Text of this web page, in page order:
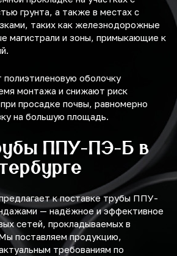
грунта, а также в местах с
таких как железнодорожные
магистрали и зоны, примыкающие к
оболочку
монтажа и снижают риск
просадке почвы, равномерно
на большую площадь.
ППУ-ПЭ-Б в
к поставке трубы ППУ-
— надёжное и эффективное
сетей, прокладываемых в
поставляем продукцию,
требованиям по